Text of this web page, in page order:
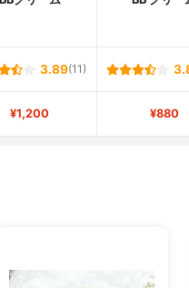
3.89(11)
¥1,200 ¥880